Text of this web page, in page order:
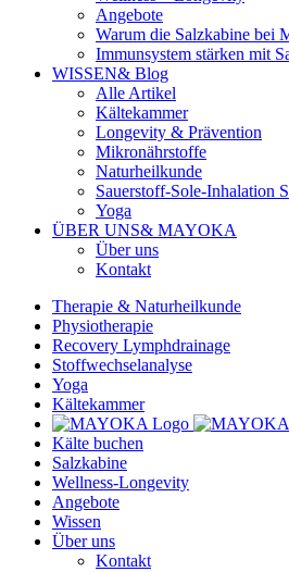
Angebote
Warum die Salzkabine bei
Immunsystem stärken mit
WISSEN& Blog
Alle Artikel
Kältekammer
Longevity & Prävention
Mikronährstoffe
Naturheilkunde
Sauerstoff-Sole-Inhalation
Yoga
ÜBER UNS& MAYOKA
Über uns
Kontakt
Therapie & Naturheilkunde
Physiotherapie
Recovery Lymphdrainage
Stoffwechselanalyse
Yoga
Kältekammer
Kälte buchen
Salzkabine
Wellness-Longevity
Angebote
Wissen
Über uns
Kontakt